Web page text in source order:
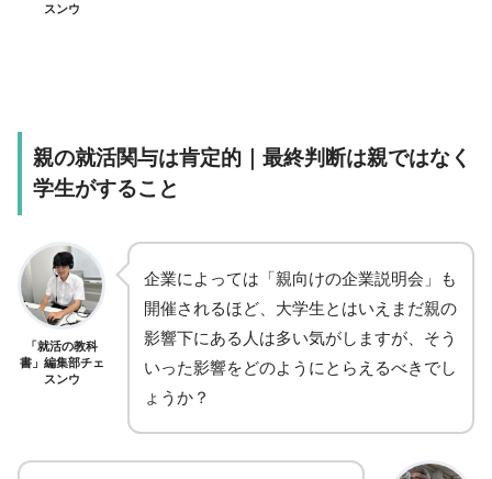
スンウ
親の就活関与は肯定的｜最終判断は親ではなく
学生がすること
「就活の教科
書」編集部チェ
スンウ
企業によっては「親向けの企業説明会」も
開催されるほど、大学生とはいえまだ親の
影響下にある人は多い気がしますが、そう
いった影響をどのようにとらえるべきでし
ょうか？